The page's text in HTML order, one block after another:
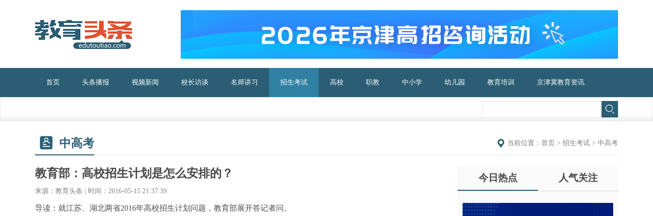
首页 头条播报 视频新闻 校长访谈 名师讲习 招生考试 高校 职教 中小学 幼儿园 教育培训 京津冀教育资讯
中高考 当前位置： 首页 > 招生考试 > 中高考
教育部：高校招生计划是怎么安排的？
来源：教育头条 | 时间：2016-05-15 21:37:39
导读：就江苏、湖北两省2016年高校招生计划问题，教育部展开答记者问。
今日热点 人气关注